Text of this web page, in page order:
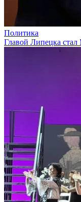
Политика
Главой Липецка